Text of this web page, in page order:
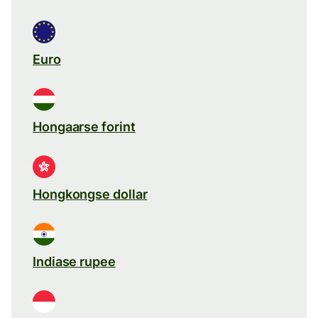
Euro
Hongaarse forint
Hongkongse dollar
Indiase rupee